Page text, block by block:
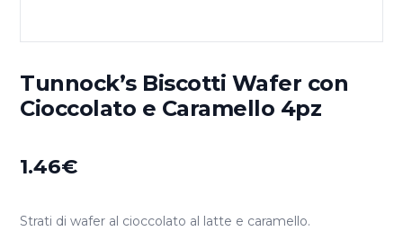
Tunnock’s Biscotti Wafer con
Cioccolato e Caramello 4pz
1.46€
Strati di wafer al cioccolato al latte e caramello.